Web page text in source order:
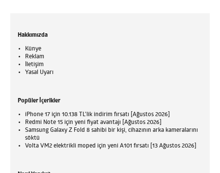
Hakkımızda
Künye
Reklam
İletişim
Yasal Uyarı
Popüler İçerikler
iPhone 17 için 10.138 TL'lik indirim fırsatı [Ağustos 2026]
Redmi Note 15 için yeni fiyat avantajı [Ağustos 2026]
Samsung Galaxy Z Fold 8 sahibi bir kişi, cihazının arka kameralarını
söktü
Volta VM2 elektrikli moped için yeni A101 fırsatı [13 Ağustos 2026]